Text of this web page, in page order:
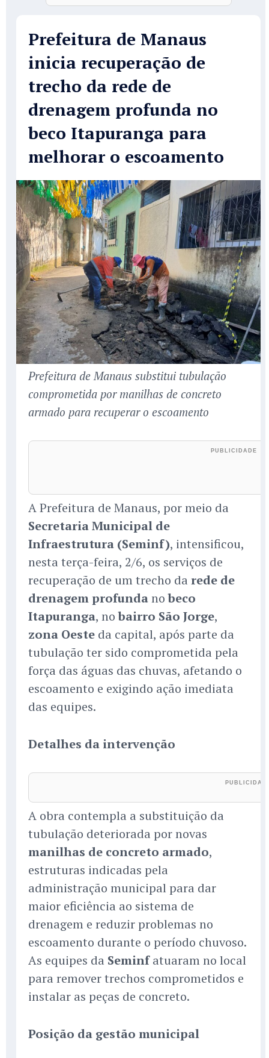
Prefeitura de Manaus
inicia recuperação de
trecho da rede de
drenagem profunda no
beco Itapuranga para
melhorar o escoamento
Prefeitura de Manaus substitui tubulação
comprometida por manilhas de concreto
armado para recuperar o escoamento
A Prefeitura de Manaus, por meio da
Secretaria Municipal de
Infraestrutura (Seminf), intensificou,
nesta terça-feira, 2/6, os serviços de
recuperação de um trecho da rede de
drenagem profundanobeco
Itapuranga, nobairro São Jorge,
zona Oeste da capital, após parte da
tubulação ter sido comprometida pela
força das águas das chuvas, afetando o
escoamento e exigindo ação imediata
das equipes.
Detalhes da intervenção
A obra contempla a substituição da
tubulação deteriorada por novas
manilhas de concreto armado,
estruturas indicadas pela
administração municipal para dar
maior eficiência ao sistema de
drenagem e reduzir problemas no
escoamento durante o período chuvoso.
As equipes da Seminfatuaram no local
para remover trechos comprometidos e
instalar as peças de concreto.
Posição da gestão municipal